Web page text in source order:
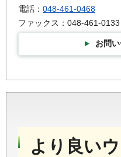
電話： 048-461-0468
ファックス：048-461-0133
お問
より良い